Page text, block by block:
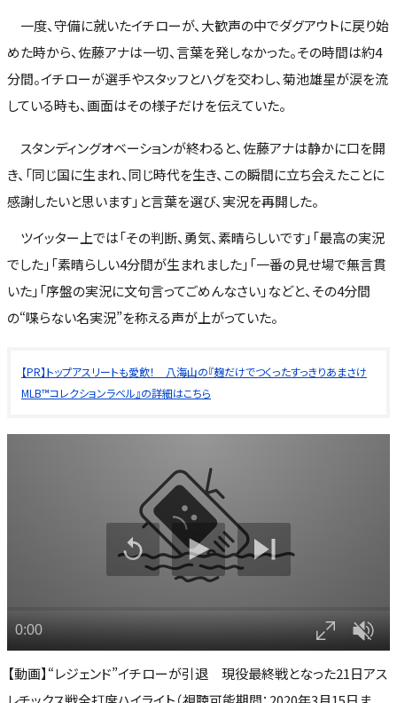
一度、守備に就いたイチローが、大歓声の中でダグアウトに戻り始
めた時から、佐藤アナは一切、言葉を発しなかった。その時間は約4
分間。イチローが選手やスタッフとハグを交わし、菊池雄星が涙を流
している時も、画面はその様子だけを伝えていた。
スタンディングオベーションが終わると、佐藤アナは静かに口を開
き、「同じ国に生まれ、同じ時代を生き、この瞬間に立ち会えたことに
感謝したいと思います」と言葉を選び、実況を再開した。
ツイッター上では「その判断、勇気、素晴らしいです」「最高の実況
でした」「素晴らしい4分間が生まれました」「一番の見せ場で無言貫
いた」「序盤の実況に文句言ってごめんなさい」などと、その4分間
の“喋らない名実況”を称える声が上がっていた。
【PR】トップアスリートも愛飲！ 八海山の『麹だけでつくったすっきりあまさけ
MLB™コレクションラベル』の詳細はこちら
【動画】“レジェンド”イチローが引退 現役最終戦となった21日アス